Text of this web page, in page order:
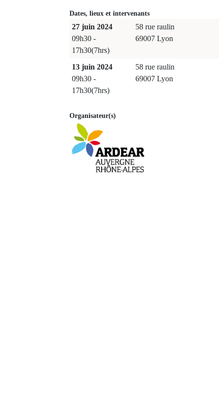
Dates, lieux et intervenants
27 juin 2024
09h30 -
17h30(7hrs)
58 rue raulin
69007 Lyon
13 juin 2024
09h30 -
17h30(7hrs)
58 rue raulin
69007 Lyon
Organisateur(s)